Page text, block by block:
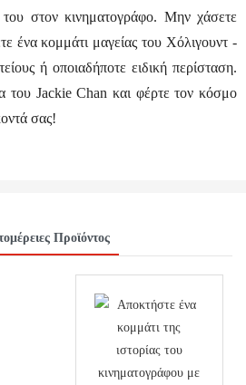
στον κινηματογράφο. Μην χάσετε
ένα κομμάτι μαγείας του Χόλιγουντ -
ή οποιαδήποτε ειδική περίσταση.
του Jackie Chan και φέρτε τον κόσμο
σας!
Προϊόντος